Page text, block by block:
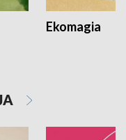
Ekomagia